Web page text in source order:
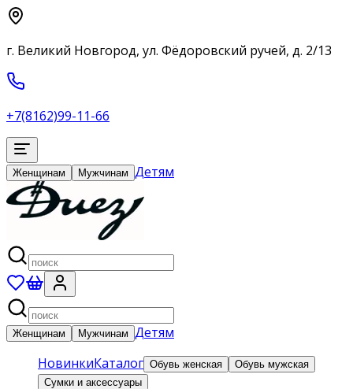
г. Великий Новгород, ул. Фёдоровский ручей, д. 2/13
+7(8162)99-11-66
Женщинам Мужчинам Детям
Женщинам Мужчинам Детям
НовинкиКаталог Обувь женская
Обувь мужская
Сумки и аксессуары